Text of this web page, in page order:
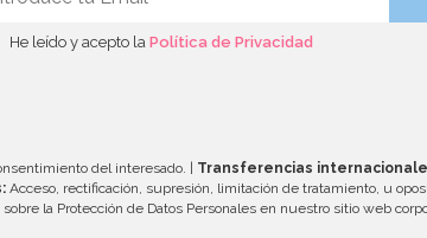
He leído y acepto la Política de Privacidad
del interesado. | Transferencias
Acceso, rectificación, supresión, limitación de tratamiento, u
la Protección de Datos Personales en nuestro sitio web